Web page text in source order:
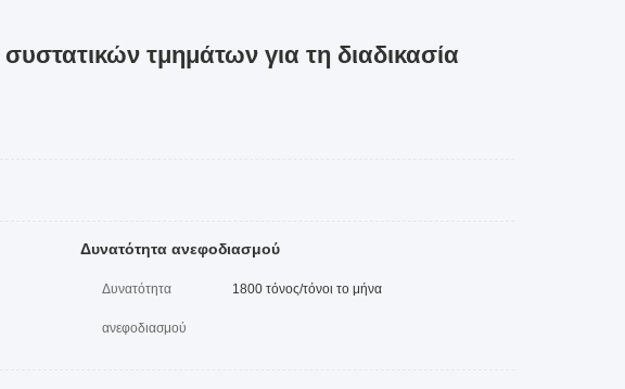
τμημάτων για τη διαδικασία
Δυνατότητα ανεφοδιασμού
Δυνατότητα
ανεφοδιασμού
1800 τόνος/τόνοι το μήνα